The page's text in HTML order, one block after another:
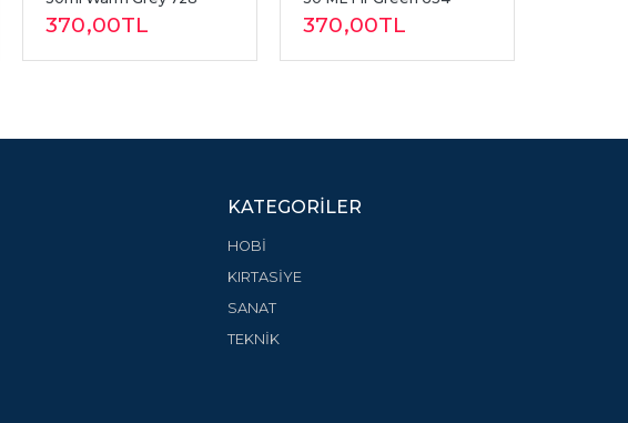
370,00TL 370,00TL
KATEGORILER
HOBİ
KIRTASİYE
SANAT
TEKNİK